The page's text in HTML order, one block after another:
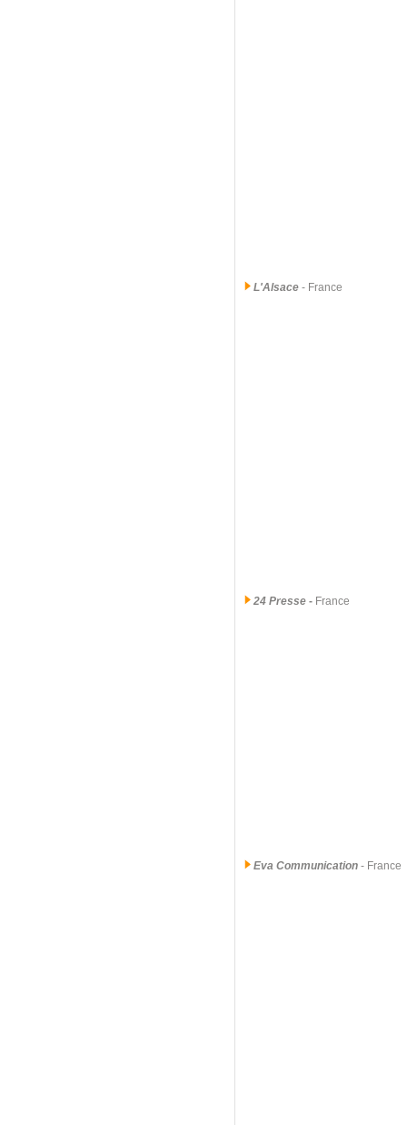
L'Alsace - France
24 Presse - France
Eva Communication - France